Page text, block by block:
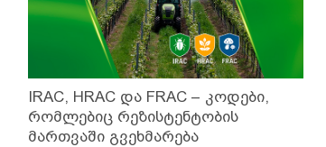
IRAC, HRAC და FRAC – კოდები,
რომლებიც რეზისტენტობის
მართვაში გვეხმარება